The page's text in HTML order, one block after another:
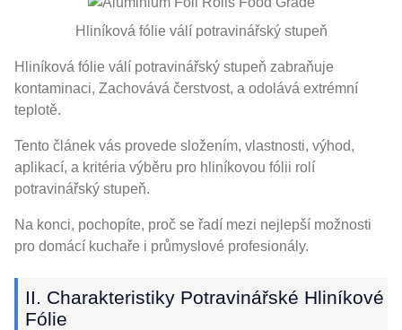
Hliníková fólie válí potravinářský stupeň
Hliníková fólie válí potravinářský stupeň zabraňuje
kontaminaci, Zachovává čerstvost, a odolává extrémní
teplotě.
Tento článek vás provede složením, vlastnosti, výhod,
aplikací, a kritéria výběru pro hliníkovou fólii rolí
potravinářský stupeň.
Na konci, pochopíte, proč se řadí mezi nejlepší možnosti
pro domácí kuchaře i průmyslové profesionály.
II. Charakteristiky Potravinářské Hliníkové
Fólie